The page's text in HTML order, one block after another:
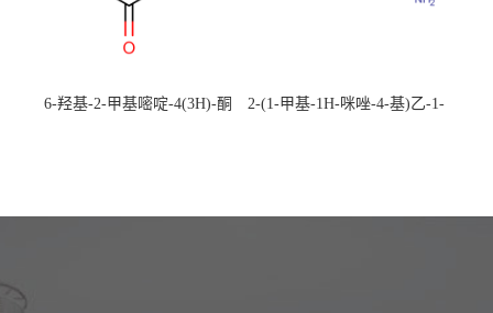
6-羟基-2-甲基嘧啶-4(3H)-酮
2-(1-甲基-1H-咪唑-4-基)乙-1-